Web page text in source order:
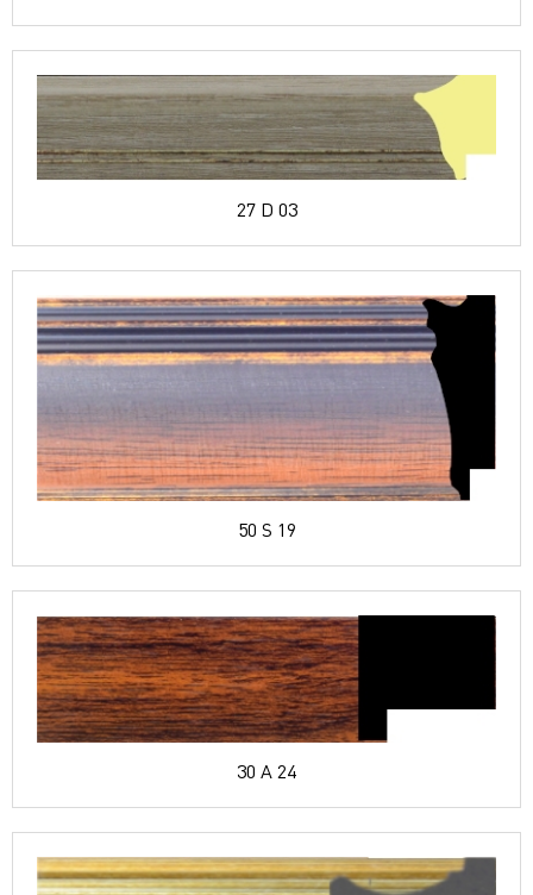
27 D 03
50 S 19
30 A 24